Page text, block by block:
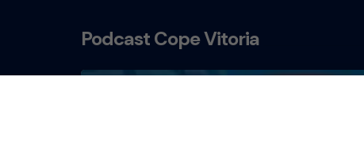
Podcast Cope Vitoria